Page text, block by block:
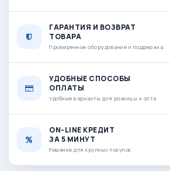
ГАРАНТИЯ И ВОЗВРАТ
ТОВАРА
Проверенное оборудование и поддержка
УДОБНЫЕ СПОСОБЫ
ОПЛАТЫ
Удобные варианты для розницы и опта
ON-LINE КРЕДИТ
ЗА 5 МИНУТ
Решение для крупных покупок